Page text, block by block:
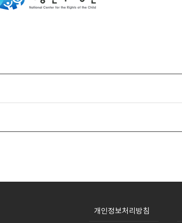
개인정보처리방침